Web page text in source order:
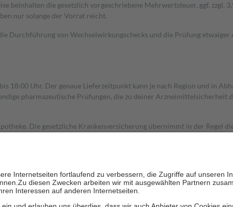
die gesetzlich vorgeschriebene Mehrwertsteuer, ggf. zzgl.
nur solange der Vorrat reicht.
Durchführung von Wechselwirkungschecks und die Prüfung etwaiger
18:00 Uhr. Der genaue Lieferzeitpunkt kann je nach Region und in
pharmazeutische Prüfungen, die zu deiner Arzneimittelsicherheit
Die gesetzliche Krankenversicherung übernimmt in der Regel
Es sind jedoch nie mehr als die
je Verordnung.
Familie zu unterstützen, fallenkeine Zuzahlungen